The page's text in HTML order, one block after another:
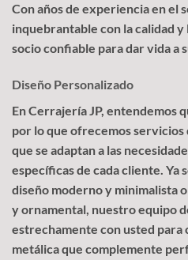
Con años de experiencia en el
inquebrantable con la calidad y
socio confiable para dar vida a
Diseño Personalizado
En Cerrajería JP, entendemos
por lo que ofrecemos
que se adaptan a las
específicas de cada cliente. Ya
diseño moderno y minimalista
y ornamental, nuestro equipo
estrechamente con usted para
metálica que complemente